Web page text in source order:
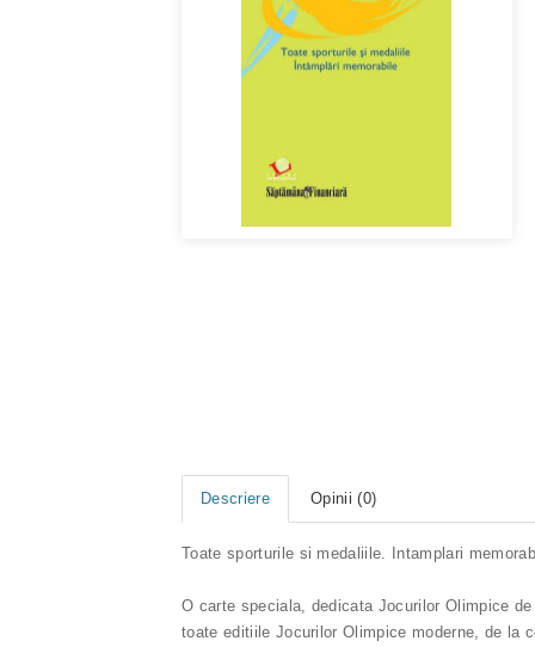
Descriere Opinii (0)
Toate sporturile si medaliile. Intamplari
O carte speciala, dedicata Jocurilor Olimpice
toate editiile Jocurilor Olimpice moderne, de la